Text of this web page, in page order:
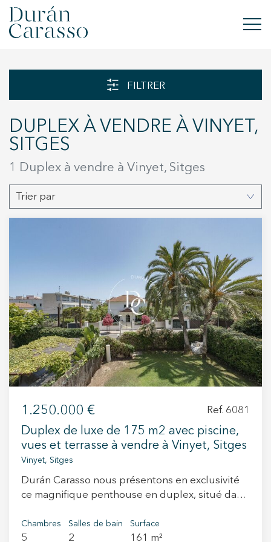
VENDRE
NOUVELLE CONSTRUCTION
INVESTISSEMENTS
+34 935 178 067
ES CA EN
FILTRER
DUPLEX À VENDRE À VINYET,
SITGES
1 Duplex à vendre à Vinyet, Sitges
Trier par
1.250.000 € Ref. 6081
Duplex de luxe de 175 m2 avec piscine,
vues et terrasse à vendre à Vinyet, Sitges
Vinyet, Sitges
Durán Carasso nous présentons en exclusivité
ce magnifique penthouse en duplex, situé dans
voisins. Un cadre paisible, à deux pas de la
plage et du centre de Sitges. En entrant dans le
Chambres
5
Salles de bain
2
Surface
161 m²